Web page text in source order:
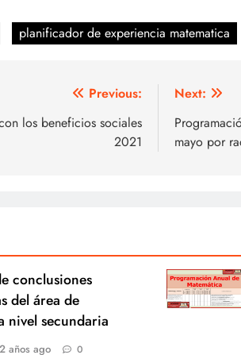
planificador de experiencia matematica
Previous:
los beneficios sociales
2021
Next:
mayo por
conclusiones
del área de
nivel secundaria
2 años ago 0